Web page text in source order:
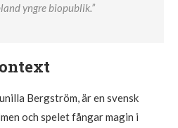
yngre biopublik.”
Bergström, är en svensk
och spelet fångar magin i